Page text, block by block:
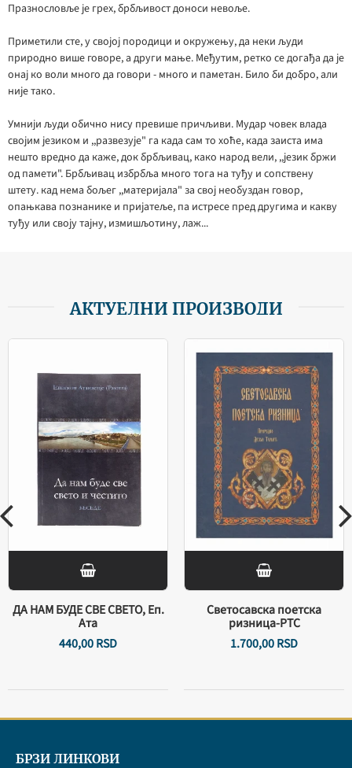
Празнословље је грех, брбљивост доноси невоље.
Приметили сте, у својој породици и окружењу, да неки људи
природно више говоре, а други мање. Међутим, ретко се догађа да је
онај ко воли много да говори - много и паметан. Било би добро, али
није тако.
Умнији људи обично нису превише причљиви. Мудар човек влада
својим језиком и ,,развезује" га када сам то хоће, када заиста има
нешто вредно да каже, док брбљивац, како народ вели, ,,језик бржи
од памети". Брбљивац избрбља много тога на туђу и сопствену
штету. кад нема бољег ,,материјала" за свој необуздан говор,
опањкава познанике и пријатеље, па истресе пред другима и какву
туђу или своју тајну, измишљотину, лаж...
АКТУЕЛНИ ПРОИЗВОДИ
ДА НАМ БУДЕ СВЕ СВЕТО, Еп.
Ата
440,00RSD
Светосавска поетска
ризница-РТС
1.700,00RSD
БРЗИ ЛИНКОВИ